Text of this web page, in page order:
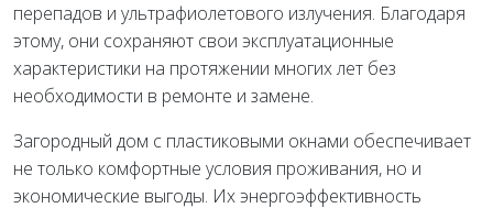
перепадов и ультрафиолетового излучения. Благодаря
этому, они сохраняют свои эксплуатационные
характеристики на протяжении многих лет без
необходимости в ремонте и замене.
Загородный дом с пластиковыми окнами обеспечивает
не только комфортные условия проживания, но и
экономические выгоды. Их энергоэффективность